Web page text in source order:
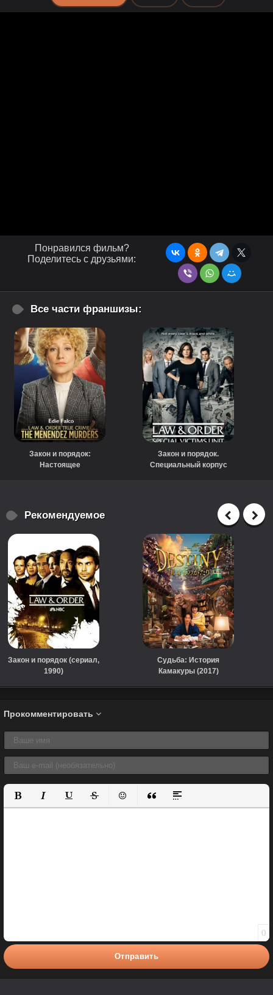
Понравился фильм?
Поделитесь с друзьями:
Все части франшизы:
Закон и порядок:
Настоящее
Закон и порядок.
Специальный корпус
Рекомендуемое
Закон и порядок (сериал,
1990)
Судьба: История
Камакуры (2017)
Прокомментировать
Полужирный
КурсивПодчеркнутый
ЗачеркнутыйВставить смайлик
Вставка цитаты
Вставка спойлера
0
Отправить